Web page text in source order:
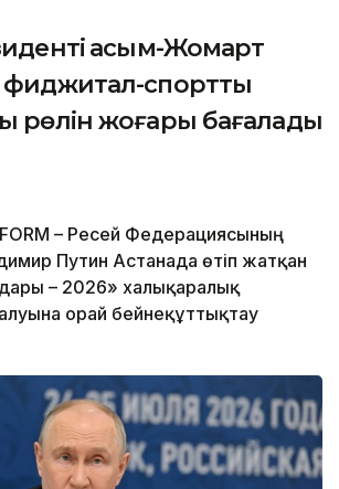
Қасым-Жомарт
фиджитал-спортты
рөлін жоғары бағалады
– Ресей Федерациясының
Путин Астанада өтіп жатқан
– 2026» халықаралық
орай бейнеқұттықтау